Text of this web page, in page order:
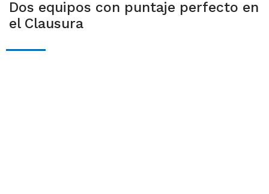
Dos equipos con puntaje perfecto en
el Clausura